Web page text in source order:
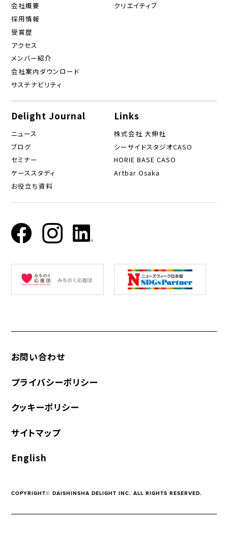
会社概要
採用情報
受賞歴
アクセス
メンバー紹介
会社案内ダウンロード
サステナビリティ
クリエイティブ
Delight Journal
ニュース
ブログ
セミナー
ケーススタディ
お役立ち資料
Links
株式会社 大伸社
シーサイドスタジオCASO
HORIE BASE CASO
Artbar Osaka
お問い合わせ
プライバシーポリシー
クッキーポリシー
サイトマップ
English
COPYRIGHT© DAISHINSHA DELIGHT INC. ALL RIGHTS RESERVED.